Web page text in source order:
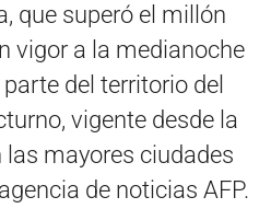
que superó el millón
vigor a la medianoche
del territorio del
vigente desde la
mayores ciudades
de noticias AFP.